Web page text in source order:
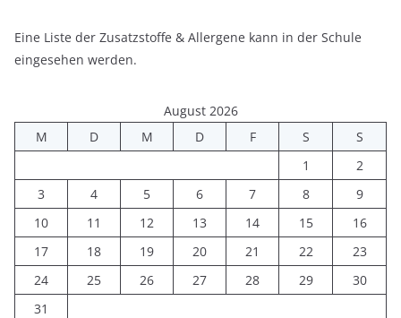
Eine Liste der Zusatzstoffe & Allergene kann in der Schule
eingesehen werden.
August 2026
M
D M D F S
S
1
2
3
4 5 6 7 8
9
10
11 12 13 14 15
16
17
18 19 20 21 22
23
24
25 26 27 28 29
30
31